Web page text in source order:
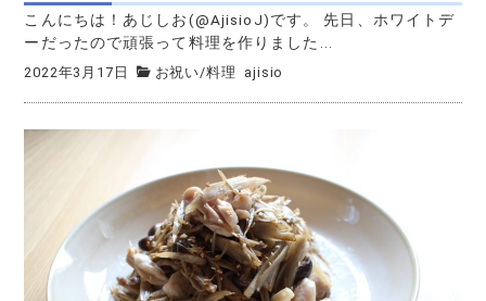
こんにちは！あじしお(@AjisioJ)です。 先日、ホワイトデ
ーだったので頑張って料理を作りました...
2022年3月17日 お祝い/料理 ajisio